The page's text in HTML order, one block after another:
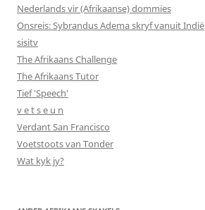
Nederlands vir (Afrikaanse) dommies
Onsreis: Sybrandus Adema skryf vanuit Indië
sisitv
The Afrikaans Challenge
The Afrikaans Tutor
Tief 'Speech'
v e t s e u n
Verdant San Francisco
Voetstoots van Tonder
Wat kyk jy?